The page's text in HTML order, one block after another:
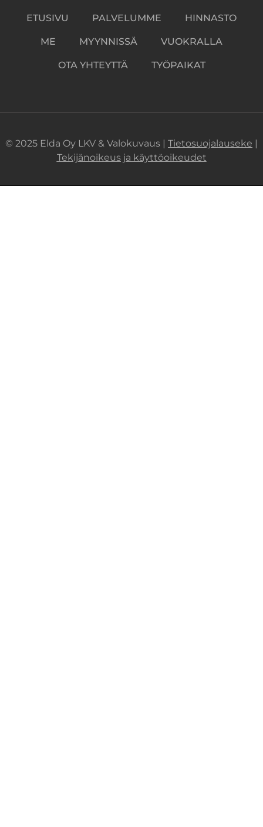
ETUSIVU PALVELUMME HINNASTO
ME MYYNNISSÄ VUOKRALLA
OTA YHTEYTTÄ TYÖPAIKAT
© 2025 Elda Oy LKV & Valokuvaus | Tietosuojalauseke
Tekijänoikeus ja käyttöoikeudet